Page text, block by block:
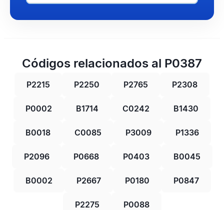
Códigos relacionados al P0387
P2215 P2250 P2765 P2308
P0002 B1714 C0242 B1430
B0018 C0085 P3009 P1336
P2096 P0668 P0403 B0045
B0002 P2667 P0180 P0847
P2275 P0088